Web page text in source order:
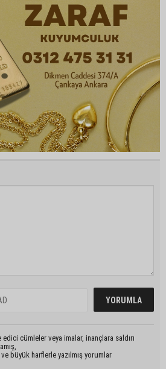
cümleler veya imalar, inançlara saldırı
büyük harflerle yazılmış yorumlar